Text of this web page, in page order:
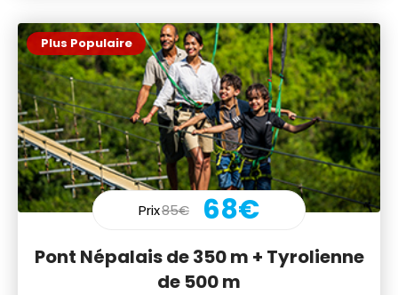
Plus Populaire
Prix85€ 68€
Pont Népalais de 350 m + Tyrolienne
de 500 m